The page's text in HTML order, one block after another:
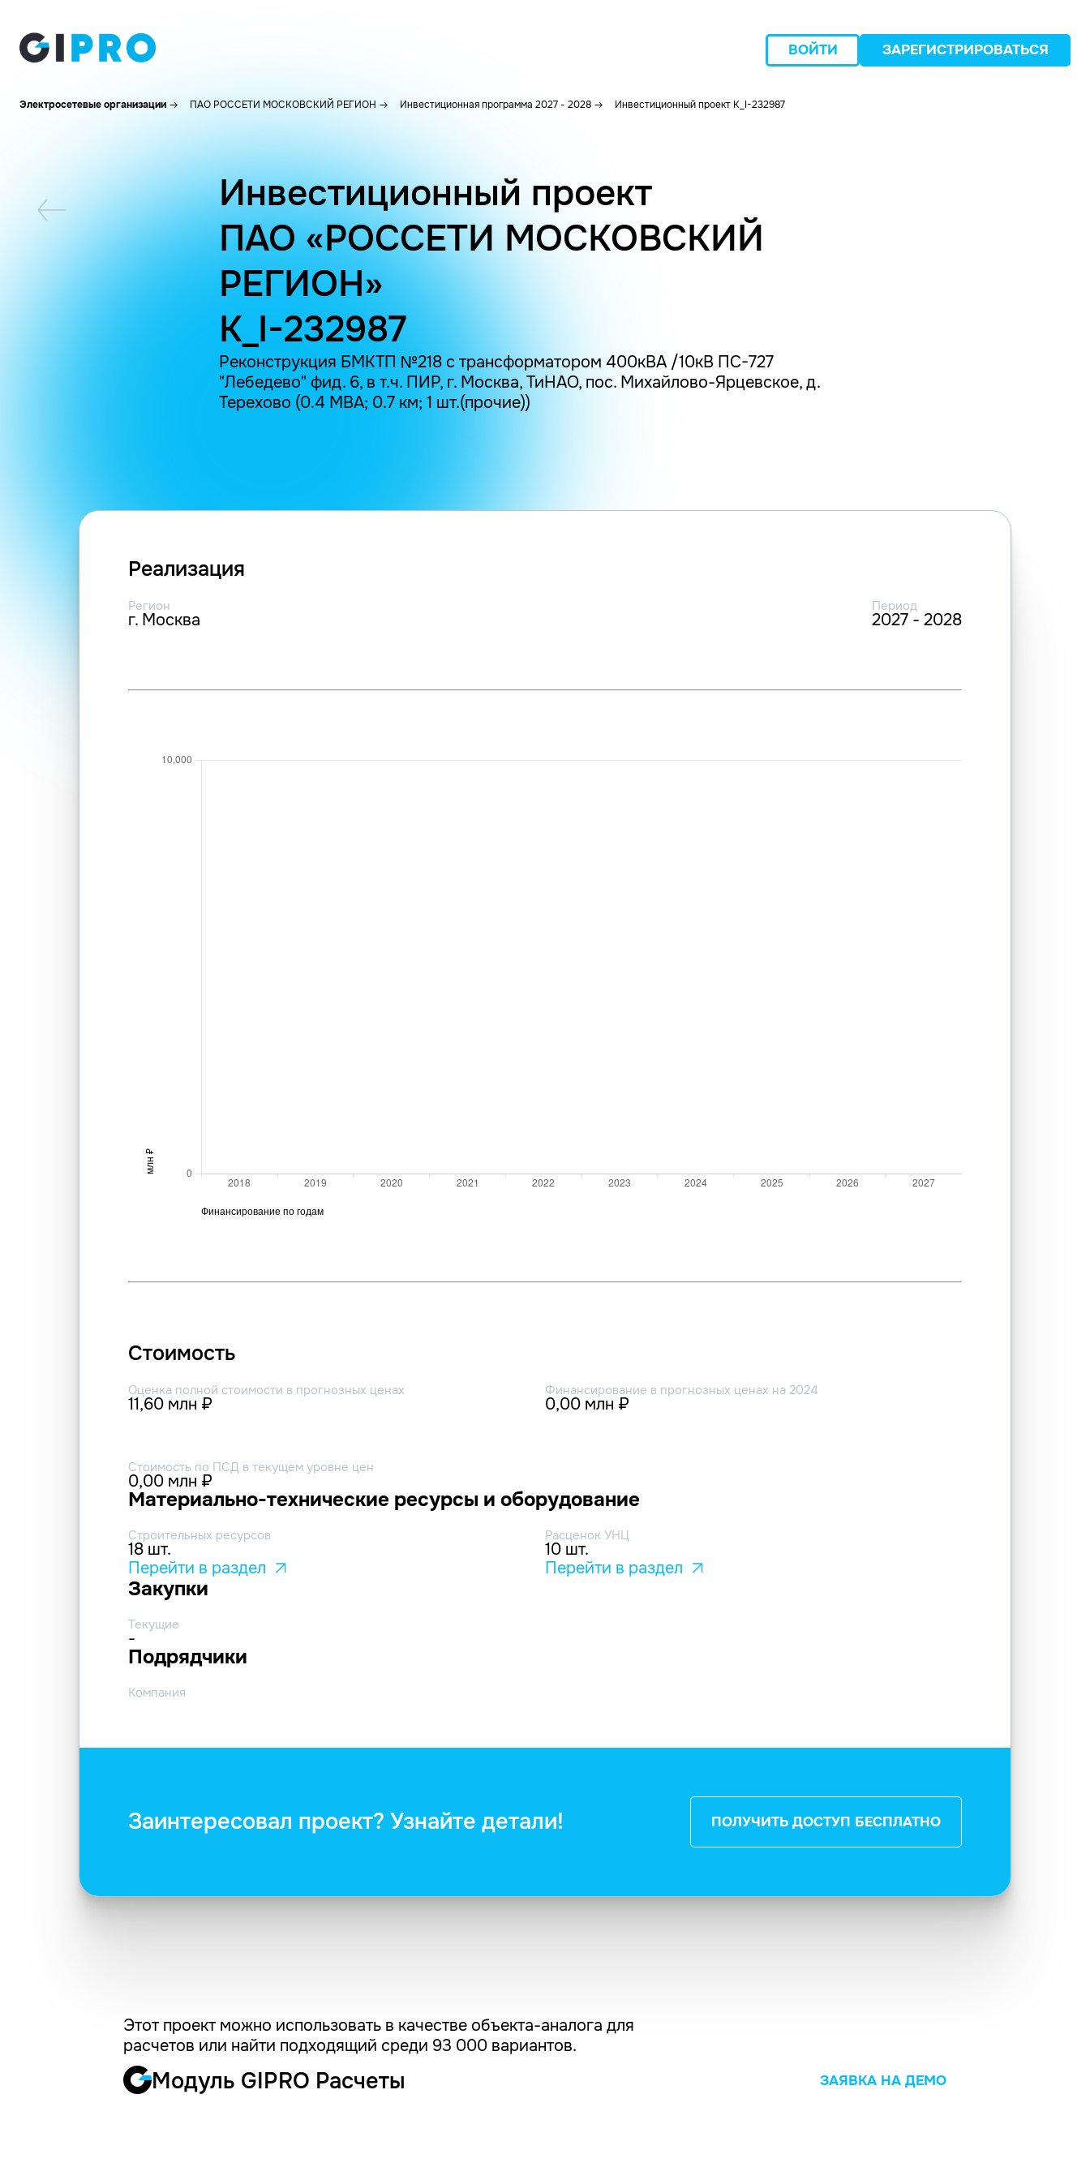
ВОЙТИ ЗАРЕГИСТРИРОВАТЬСЯ
Электросетевые организации ПАО РОССЕТИ МОСКОВСКИЙ РЕГИОН Инвестиционная программа 2027 - 2028 Инвестиционный проект K_I-232987
Инвестиционный проект
ПАО «РОССЕТИ МОСКОВСКИЙ
РЕГИОН»
K_I-232987
Реконструкция БМКТП №218 с трансформатором 400кВА /10кВ ПС-727
"Лебедево" фид. 6, в т.ч. ПИР, г. Москва, ТиНАО, пос. Михайлово-Ярцевское, д.
Терехово (0.4 МВА; 0.7 км; 1 шт.(прочие))
Реализация
Регион
г. Москва
Период
2027 - 2028
Стоимость
Оценка полной стоимости в прогнозных ценах
11,60 млн ₽
Финансирование в прогнозных ценах на 2024
0,00 млн ₽
Стоимость по ПСД в текущем уровне цен
0,00 млн ₽
Материально-технические ресурсы и оборудование
Строительных ресурсов
18 шт.
Перейти в раздел
Расценок УНЦ
10 шт.
Перейти в раздел
Закупки
Текущие
-
Подрядчики
Компания
Заинтересовал проект? Узнайте детали! ПОЛУЧИТЬ ДОСТУП БЕСПЛАТНО
Этот проект можно использовать в качестве объекта-аналога для
расчетов или найти подходящий среди 93 000 вариантов.
Модуль GIPRO Расчеты ЗАЯВКА НА ДЕМО